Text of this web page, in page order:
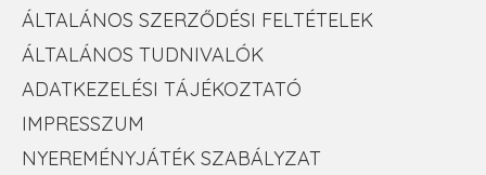
ÁLTALÁNOS SZERZŐDÉSI FELTÉTELEK
ÁLTALÁNOS TUDNIVALÓK
ADATKEZELÉSI TÁJÉKOZTATÓ
IMPRESSZUM
NYEREMÉNYJÁTÉK SZABÁLYZAT